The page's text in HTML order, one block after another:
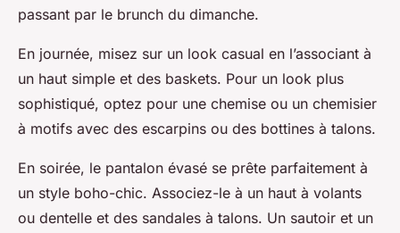
passant par le brunch du dimanche.
En journée, misez sur un look casual en l’associant à
un haut simple et des baskets. Pour un look plus
sophistiqué, optez pour une chemise ou un chemisier
à motifs avec des escarpins ou des bottines à talons.
En soirée, le pantalon évasé se prête parfaitement à
un style boho-chic. Associez-le à un haut à volants
ou dentelle et des sandales à talons. Un sautoir et un